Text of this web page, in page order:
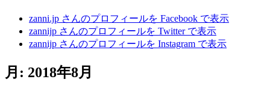
zanni.jp さんのプロフィールを Facebook で表示
zannijp さんのプロフィールを Twitter で表示
zannijp さんのプロフィールを Instagram で表示
月: 2018年8月